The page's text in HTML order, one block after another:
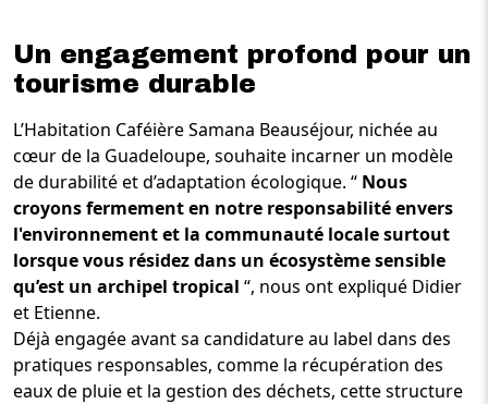
Un engagement profond pour un
tourisme durable
L’Habitation Caféière Samana Beauséjour, nichée au
cœur de la Guadeloupe, souhaite incarner un modèle
de durabilité et d’adaptation écologique. “ Nous
croyons fermement en notre responsabilité envers
l'environnement et la communauté locale surtout
lorsque vous résidez dans un écosystème sensible
qu’est un archipel tropical “, nous ont expliqué Didier
et Etienne.
Déjà engagée avant sa candidature au label dans des
pratiques responsables, comme la récupération des
eaux de pluie et la gestion des déchets, cette structure